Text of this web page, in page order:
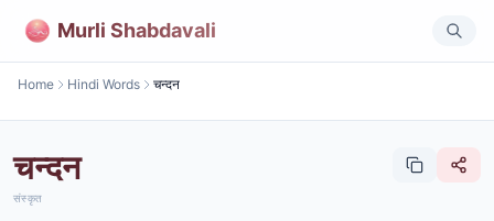
Murli Shabdavali
Home Hindi Words चन्दन
चन्दन
संस्कृत